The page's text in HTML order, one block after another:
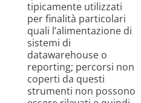
tipicamente utilizzati
per finalità particolari
quali l’alimentazione di
sistemi di
datawarehouse o
reporting; percorsi non
coperti da questi
strumenti non possono